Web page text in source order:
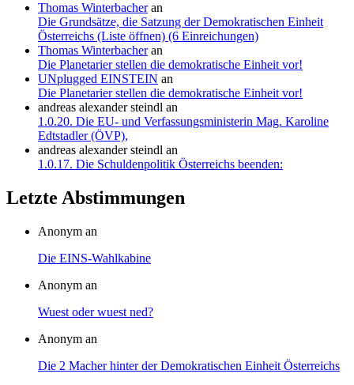
Thomas Winterbacheran
Die Grundsätze, die Satzung der Demokratischen Einheit
Österreichs (Liste öffnen) (6 Einreichungen)
Thomas Winterbacheran
Die Planetarier stellen die demokratische Einheit vor!
UNplugged EINSTEIN an
Die Planetarier stellen die demokratische Einheit vor!
andreas alexander steindl an
1.0.20. Die EU- und Verfassungsministerin Mag. Karoline
Edtstadler (ÖVP),
andreas alexander steindl an
1.0.17. Die Schuldenpolitik Österreichs beenden:
Letzte Abstimmungen
Anonym an
Die EINS-Wahlkabine
Anonym an
Wuest oder wuest ned?
Anonym an
Die 2 Macher hinter der Demokratischen Einheit Österreichs